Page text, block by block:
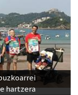
hartzera